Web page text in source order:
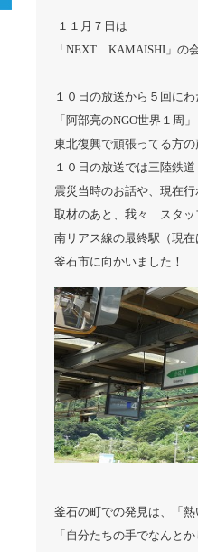
１１月７日は
「NEXT KAMAISHI」の
１０日の放送から５回に
「阿部亮のNGO世界１周」
東北復興で頑張ってる方
１０日の放送では三陸鉄
震災当時のお話や、現在
取材のあと、我々 スタッ
南リアス線の最終駅（現
釜石市に向かいました！
釜石の町での発見は、「熱
「自分たちの手でなんと